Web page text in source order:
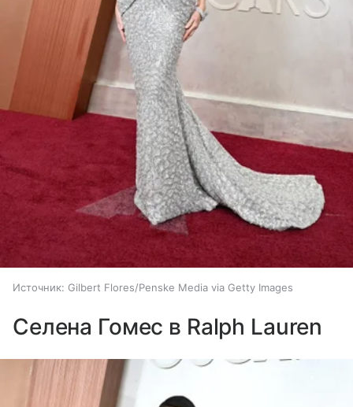
Источник: Gilbert Flores/Penske Media via Getty Images
Селена Гомес в Ralph Lauren